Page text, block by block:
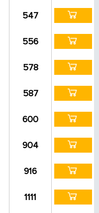
547
556
578
587
600
904
916
1111